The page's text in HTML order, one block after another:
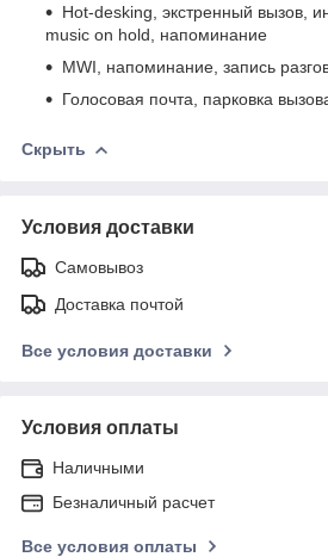
Hot-desking, экстренный вызов,
music on hold, напоминание
MWI, напоминание, запись
Голосовая почта, парковка
Скрыть
Условия доставки
Самовывоз
Доставка почтой
Все условия доставки
Условия оплаты
Наличными
Безналичный расчет
Все условия оплаты